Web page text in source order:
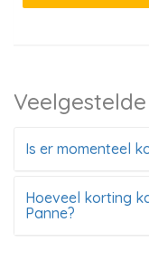
Is er momenteel
Hoeveel korting
Panne?